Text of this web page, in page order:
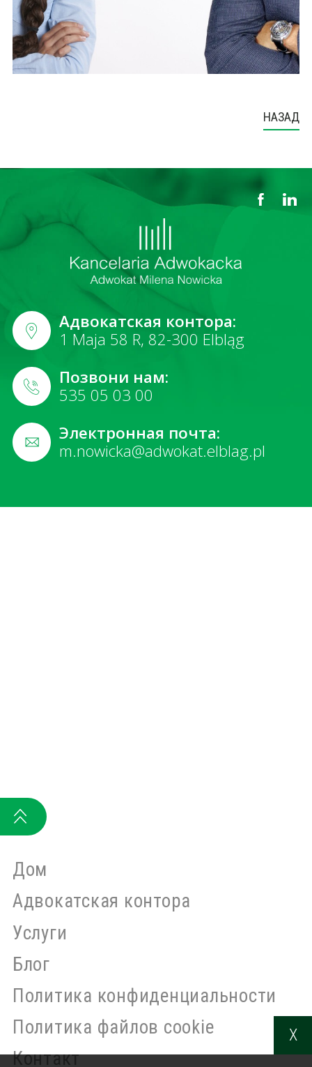
НАЗАД
Адвокатская контора:
1 Maja 58 R, 82-300 Elbląg
Позвони нам:
535 05 03 00
Электронная почта:
m.nowicka@adwokat.elblag.pl
Дом
Адвокатская контора
Услуги
Блог
Политика конфиденциальности
Политика файлов cookie
Контакт
X